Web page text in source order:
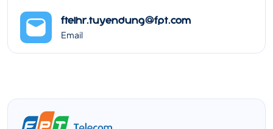
ftelhr.tuyendung@fpt.com
Email